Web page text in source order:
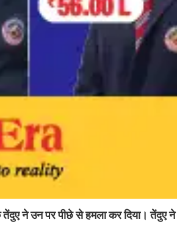
ने उन पर पीछे से हमला कर दिया। तेंदुए